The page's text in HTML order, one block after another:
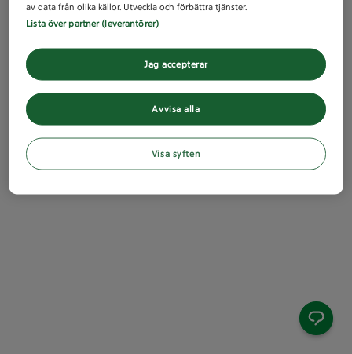
av data från olika källor. Utveckla och förbättra tjänster.
Lista över partner (leverantörer)
Avvisa alla
Jag accepterar
Visa syften